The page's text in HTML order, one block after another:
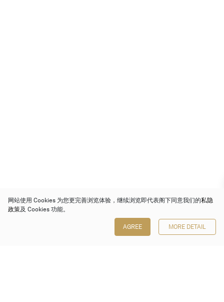
网站使用 Cookies 为您更完善浏览体验，继续浏览即代表阁下同意我们的私隐
政策及 Cookies 功能。
AGREE MORE DETAIL